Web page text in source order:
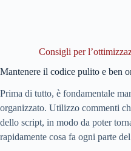
Consigli per
Mantenere il codice pulito e ben
Prima di tutto, è fondamentale
organizzato. Utilizzo commenti
dello script, in modo da poter
rapidamente cosa fa ogni parte